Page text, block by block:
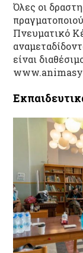
Όλες οι
Πνευματικό
είναι